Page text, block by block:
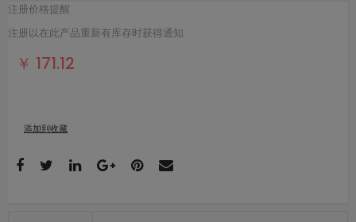
注册价格提醒
注册以在此产品重新有库存时获得通知
￥ 171.12
添加到收藏